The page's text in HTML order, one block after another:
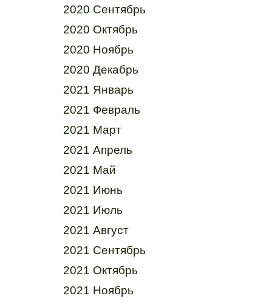
2020 Сентябрь
2020 Октябрь
2020 Ноябрь
2020 Декабрь
2021 Январь
2021 Февраль
2021 Март
2021 Апрель
2021 Май
2021 Июнь
2021 Июль
2021 Август
2021 Сентябрь
2021 Октябрь
2021 Ноябрь